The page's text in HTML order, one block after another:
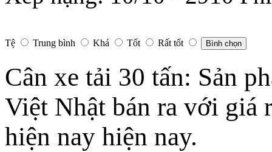
Tệ Trung bình Khá Tốt Rất tốt Bình chọn
Cân xe tải 30 tấn: Sản
Việt Nhật bán ra với giá
hiện nay hiện nay.